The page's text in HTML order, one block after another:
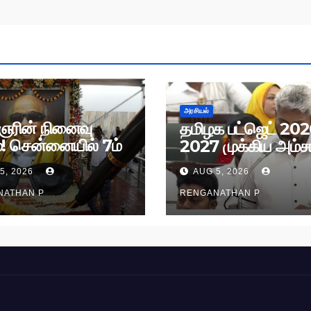
நினைவு
சென்னையில் 7ம்
அமைதிப் பேரணி!
2026
P
அரசியல்
தமிழக பட்ஜெட்
2027 முக்கிய
AUG 5, 2026
RENGANATHAN P